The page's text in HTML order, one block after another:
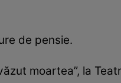
de pensie.
moartea”, la